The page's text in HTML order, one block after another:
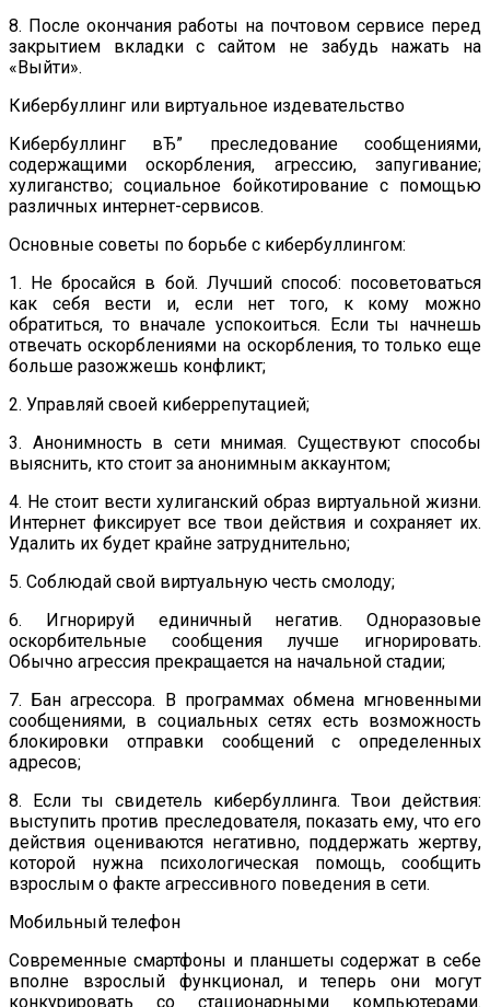
8. После окончания работы на почтовом сервисе перед
закрытием вкладки с сайтом не забудь нажать на
«Выйти».
Кибербуллинг или виртуальное издевательство
Кибербуллинг вЂ” преследование сообщениями,
содержащими оскорбления, агрессию, запугивание;
хулиганство; социальное бойкотирование с помощью
различных интернет-сервисов.
Основные советы по борьбе с кибербуллингом:
1. Не бросайся в бой. Лучший способ: посоветоваться
как себя вести и, если нет того, к кому можно
обратиться, то вначале успокоиться. Если ты начнешь
отвечать оскорблениями на оскорбления, то только еще
больше разожжешь конфликт;
2. Управляй своей киберрепутацией;
3. Анонимность в сети мнимая. Существуют способы
выяснить, кто стоит за анонимным аккаунтом;
4. Не стоит вести хулиганский образ виртуальной жизни.
Интернет фиксирует все твои действия и сохраняет их.
Удалить их будет крайне затруднительно;
5. Соблюдай свой виртуальную честь смолоду;
6. Игнорируй единичный негатив. Одноразовые
оскорбительные сообщения лучше игнорировать.
Обычно агрессия прекращается на начальной стадии;
7. Бан агрессора. В программах обмена мгновенными
сообщениями, в социальных сетях есть возможность
блокировки отправки сообщений с определенных
адресов;
8. Если ты свидетель кибербуллинга. Твои действия:
выступить против преследователя, показать ему, что его
действия оцениваются негативно, поддержать жертву,
которой нужна психологическая помощь, сообщить
взрослым о факте агрессивного поведения в сети.
Мобильный телефон
Современные смартфоны и планшеты содержат в себе
вполне взрослый функционал, и теперь они могут
конкурировать со стационарными компьютерами.